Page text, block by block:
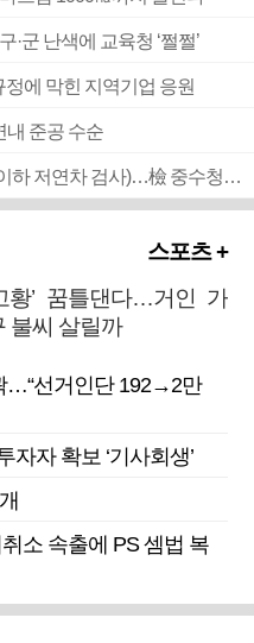
군 난색에 교육청 ‘쩔쩔’
에 막힌 지역기업 응원
내 준공 수순
■ 검사 신분 버리고 직급하향(10년 이하 저연차 검사)…檢 중수청행 기피
스포츠 +
황’ 꿈틀댄다…거인 가
불씨 살릴까
…“선거인단 192→2만
자 확보 ‘기사회생’
소 속출에 PS 셈법 복